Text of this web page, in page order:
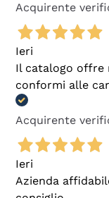
Acquirente
Ieri
Il catalogo offre
conformi alle
Acquirente
Ieri
Azienda